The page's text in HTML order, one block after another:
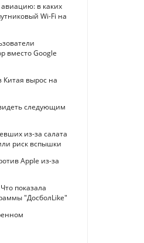
в каких
Wi-Fi на
вместо Google
Китая вырос на
следующим
из-за салата
риск вспышки
Apple из-за
показала
"ДосболLike"